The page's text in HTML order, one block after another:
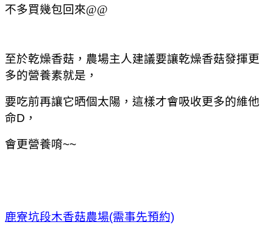
不多買幾包回來@@
至於乾燥香菇，農場主人建議要讓乾燥香菇發揮更
多的營養素就是，
要吃前再讓它晒個太陽，這樣才會吸收更多的維他
命D，
會更營養唷~~
鹿寮坑段木香菇農場(需事先預約)